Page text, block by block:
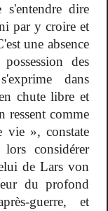
dire
par y croire et
une absence
des
dans
chute libre et
ressent comme
vie », constate
considérer
de Lars von
du profond
guerre, et